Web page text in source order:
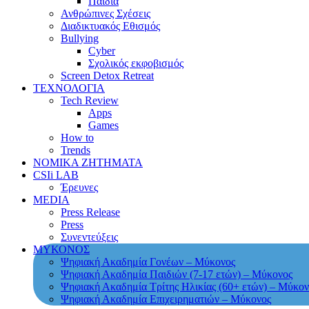
Ανθρώπινες Σχέσεις
Διαδικτυακός Εθισμός
Bullying
Cyber
Σχολικός εκφοβισμός
Screen Detox Retreat
ΤΕΧΝΟΛΟΓΙΑ
Tech Review
Apps
Games
How to
Trends
ΝΟΜΙΚΑ ΖΗΤΗΜΑΤΑ
CSIi LAB
Έρευνες
MEDIA
Press Release
Press
Συνεντεύξεις
ΜΥΚΟΝΟΣ
Ψηφιακή Ακαδημία Γονέων – Μύκονος
Ψηφιακή Ακαδημία Παιδιών (7-17 ετών) – Μύκονος
Ψηφιακή Ακαδημία Τρίτης Ηλικίας (60+ ετών) –
Ψηφιακή Ακαδημία Επιχειρηματιών – Μύκονος